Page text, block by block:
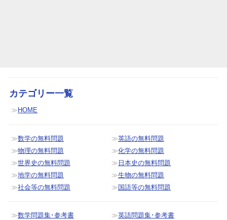
カテゴリー一覧
HOME
数学の無料問題
英語の無料問題
物理の無料問題
化学の無料問題
世界史の無料問題
日本史の無料問題
地学の無料問題
生物の無料問題
社会等の無料問題
国語等の無料問題
数学問題集･参考書
英語問題集･参考書